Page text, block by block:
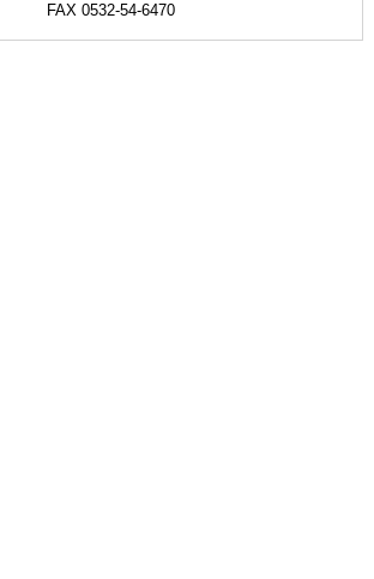
FAX 0532-54-6470